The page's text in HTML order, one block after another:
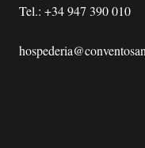
Tel.: +34 947 390 010